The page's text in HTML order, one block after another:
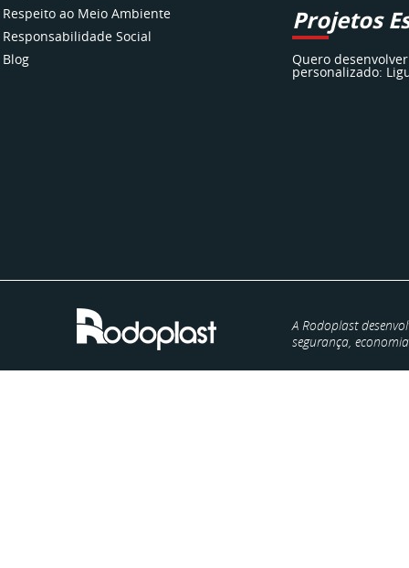
Respeito ao Meio Ambiente
Responsabilidade Social
Blog
Projetos
Quero
personalizado:
A Rodoplast
segurança,